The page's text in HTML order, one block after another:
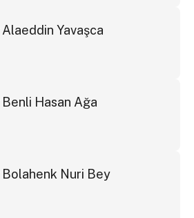
Yavaşca
Hasan Ağa
Nuri Bey